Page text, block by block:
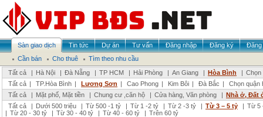
Sàn giao dịch Tin tức Dự án Tư vấn Đăng nhập Đăng ký
Đăng
Cần bán
Cho thuê
Tìm theo nhu cầu
Tất cả
| Hà Nội | Đà Nẵng | TP HCM | Hải Phòng | An Giang | Hòa Bình | Chọn
Tất cả | TP.Hòa Bình | Lương Sơn | Cao Phong | Kim Bôi | Đà Bắc |
Chọn quận
Tất cả
| Mặt phố, Mặt tiền | Chung cư ,căn hộ | Cửa hàng, Văn phòng | Nhà ở, Đất
Tất cả
| Dưới 500 triệu | Từ 500 -1 tỷ | Từ 1 -2 tỷ | Từ 2 -3 tỷ | Từ 3 – 5 tỷ | Từ 5
| Từ 20 - 30 tỷ | Từ 30 - 40 tỷ | Từ 40 - 60 tỷ | Trên 60 tỷ